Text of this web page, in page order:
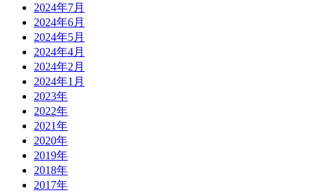
2024年7月
2024年6月
2024年5月
2024年4月
2024年2月
2024年1月
2023年
2022年
2021年
2020年
2019年
2018年
2017年